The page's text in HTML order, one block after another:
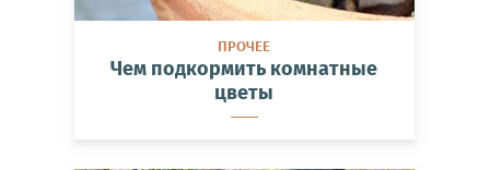
ПРОЧЕЕ
Чем подкормить комнатные
цветы